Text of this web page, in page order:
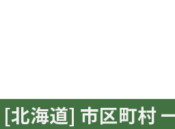
[北海道] 市区町村